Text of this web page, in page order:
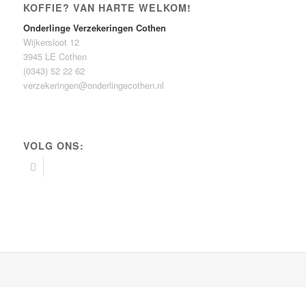
KOFFIE? VAN HARTE WELKOM!
Onderlinge Verzekeringen Cothen
Wijkersloot 12
3945 LE Cothen
(0343) 52 22 62
verzekeringen@onderlingecothen.nl
VOLG ONS: